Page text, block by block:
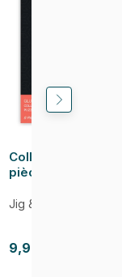
Colle pour Puzzle
pièces
Jig & Puz
9,95€